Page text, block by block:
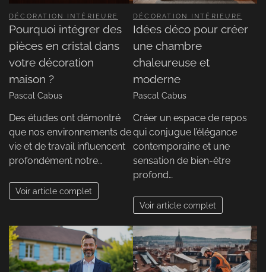
DÉCORATION INTÉRIEURE
Pourquoi intégrer des
pièces en cristal dans
votre décoration
maison ?
Pascal Cabus
Des études ont démontré
que nos environnements de
vie et de travail influencent
profondément notre…
Voir article complet
DÉCORATION INTÉRIEURE
Idées déco pour créer
une chambre
chaleureuse et
moderne
Pascal Cabus
Créer un espace de repos
qui conjugue l’élégance
contemporaine et une
sensation de bien-être
profond…
Voir article complet